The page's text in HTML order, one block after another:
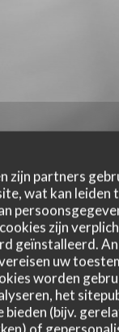
zijn partners
wat kan leiden
zijn
geïnstalleerd.
uw
worden
het
bieden (bijv.